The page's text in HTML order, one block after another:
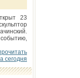
23
сегодня